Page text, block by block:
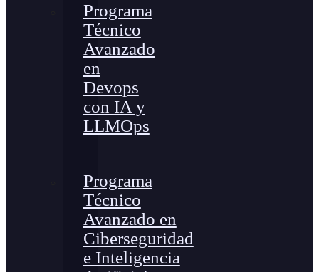
Programa
Técnico
Avanzado
en
Devops
con IA y
LLMOps
Programa
Técnico
Avanzado en
Ciberseguridad
e Inteligencia